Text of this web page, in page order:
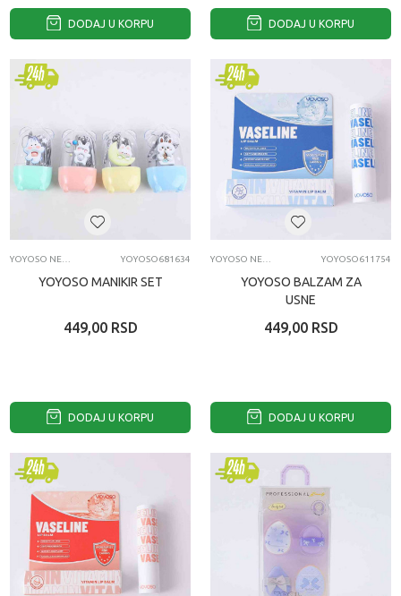
DODAJ U KORPU DODAJ U KORPU
YOYOSO681634
YOYOSO MANIKIR SET
449,00 RSD
DODAJ U KORPU
YOYOSO611754
YOYOSO BALZAM ZA
USNE
449,00 RSD
DODAJ U KORPU